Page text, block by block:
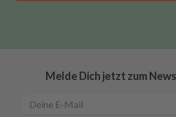
Melde Dich jetzt zum